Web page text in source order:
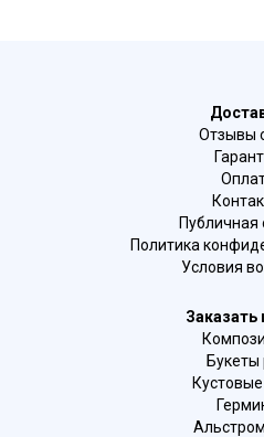
Отзывы
Публичная
Политика
Условия
Заказать
Букеты